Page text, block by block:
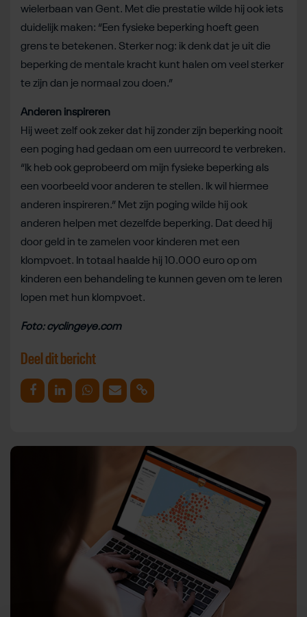
wielerbaan van Gent. Met die prestatie wilde hij ook iets
duidelijk maken: “Een fysieke beperking hoeft geen
grens te betekenen. Sterker nog: ik denk dat je uit die
beperking de mentale kracht kunt halen om veel sterker
te zijn dan je normaal zou doen.”
Anderen inspireren
Hij weet zelf ook zeker dat hij zonder zijn beperking nooit
een poging had gedaan om een uurrecord te verbreken.
“Ik heb ook geprobeerd om mijn fysieke beperking als
een voorbeeld voor anderen te stellen. Ik wil hiermee
anderen inspireren.” Met zijn poging wilde hij ook
anderen helpen met dezelfde beperking. Dat deed hij
door geld in te zamelen voor kinderen met een
klompvoet. In totaal haalde hij 10.000 euro op om
kinderen een behandeling te kunnen geven om te leren
lopen met hun klompvoet.
Foto: cyclingeye.com
Deel dit bericht
Deel op Facebook
Deel op LinkedinDeel op Whatsapp
Mail link Kopieer link